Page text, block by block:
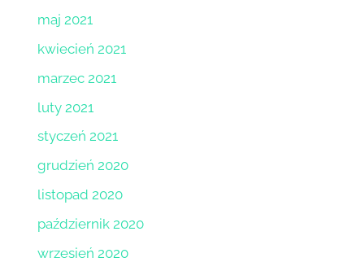
maj 2021
kwiecień 2021
marzec 2021
luty 2021
styczeń 2021
grudzień 2020
listopad 2020
październik 2020
wrzesień 2020